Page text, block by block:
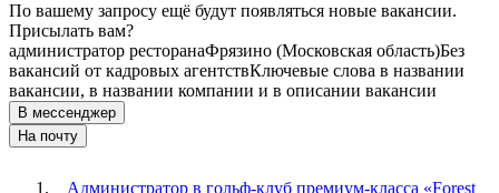
По вашему запросу ещё будут появляться новые вакансии.
Присылать вам?
администратор ресторанаФрязино (Московская область)Без
вакансий от кадровых агентствКлючевые слова в названии
вакансии, в названии компании и в описании вакансии
В мессенджер
На почту
Администратор в гольф-клуб премиум-класса «Forest